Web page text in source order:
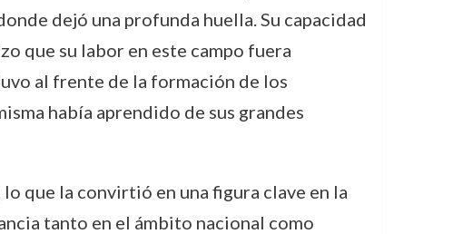
dejó una profunda huella. Su capacidad
que su labor en este campo fuera
al frente de la formación de los
había aprendido de sus grandes
que la convirtió en una figura clave en la
tanto en el ámbito nacional como